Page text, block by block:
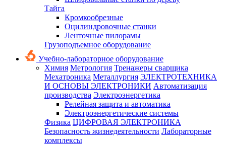
Тайга
Кромкообрезные
Оцилиндровочные станки
Ленточные пилорамы
Грузоподъемное оборудование
Учебно-лабораторное оборудование
Химия Метрология Тренажеры сварщика
Мехатроника Металлургия ЭЛЕКТРОТЕХНИКА
И ОСНОВЫ ЭЛЕКТРОНИКИ Автоматизация
производства Электроэнергетика
Релейная защита и автоматика
Электроэнергетические системы
Физика ЦИФРОВАЯ ЭЛЕКТРОНИКА
Безопасность жизнедеятельности Лабораторные
комплексы